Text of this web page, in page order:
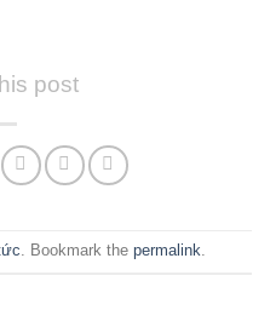
post
. Bookmark the permalink.